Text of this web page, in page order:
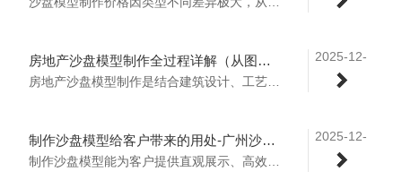
2025-12-
13
房地产沙盘模型制作全过程详解（从图纸到成品）
房地产沙盘模型制作是结合建筑设计、工艺制作、视觉呈现的系统化流程，核心是将二维图纸转化为精准还原项目规划的三维实体模型，全过程可分为以下8个核心步骤：..
2025-12-
11
制作沙盘模型给客户带来的用处-广州沙盘模型定制厂家